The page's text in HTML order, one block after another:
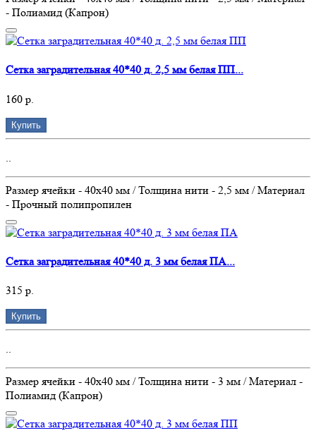
- Полиамид (Капрон)
Сетка заградительная 40*40 д. 2,5 мм белая ПП...
160 р.
Купить
Размер ячейки - 40х40 мм / Толщина нити - 2,5 мм / Материал
- Прочный полипропилен
Сетка заградительная 40*40 д. 3 мм белая ПА...
315 р.
Купить
..
Размер ячейки - 40х40 мм / Толщина нити - 3 мм / Материал -
Полиамид (Капрон)